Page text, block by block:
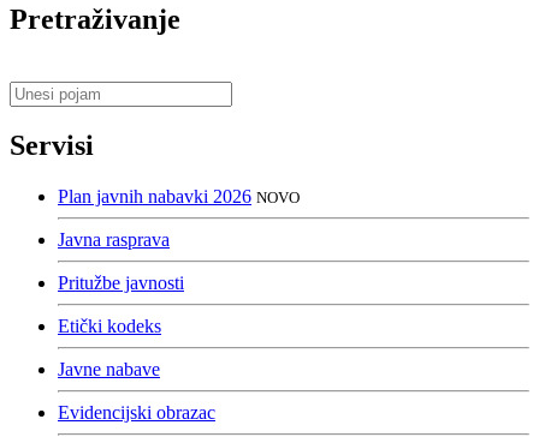
Pretraživanje
Servisi
Plan javnih nabavki 2026 NOVO
Javna rasprava
Pritužbe javnosti
Etički kodeks
Javne nabave
Evidencijski obrazac